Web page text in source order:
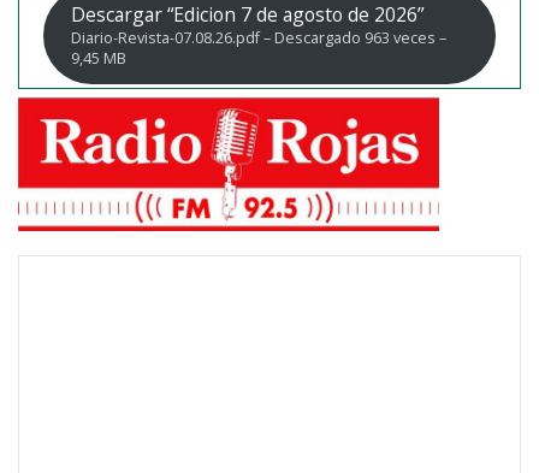
Descargar “Edicion 7 de agosto de 2026”
Diario-Revista-07.08.26.pdf – Descargado 963 veces –
9,45 MB